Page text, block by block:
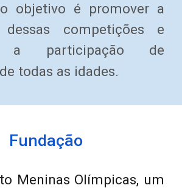
objetivo é promover a
dessas competições e
a participação de
todas as idades.
Fundação
Meninas Olímpicas, um